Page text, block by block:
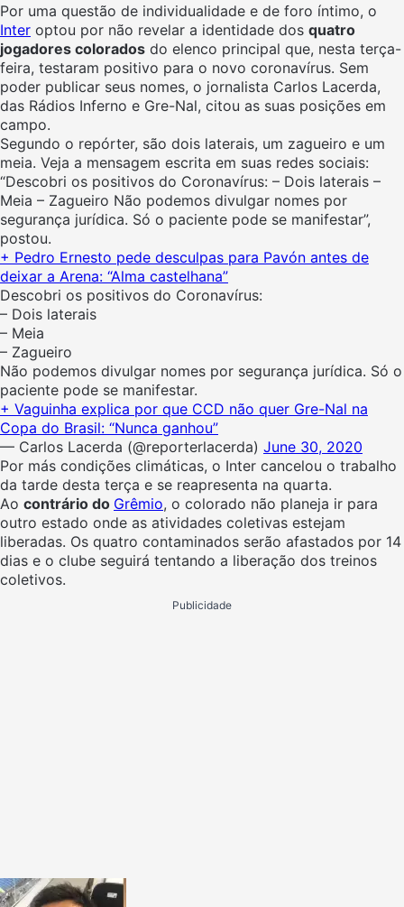
Por uma questão de individualidade e de foro íntimo, o
Inter optou por não revelar a identidade dos quatro
jogadores colorados do elenco principal que, nesta terça-
feira, testaram positivo para o novo coronavírus. Sem
poder publicar seus nomes, o jornalista Carlos Lacerda,
das Rádios Inferno e Gre-Nal, citou as suas posições em
campo.
Segundo o repórter, são dois laterais, um zagueiro e um
meia. Veja a mensagem escrita em suas redes sociais:
“Descobri os positivos do Coronavírus: – Dois laterais –
Meia – Zagueiro Não podemos divulgar nomes por
segurança jurídica. Só o paciente pode se manifestar”,
postou.
+ Pedro Ernesto pede desculpas para Pavón antes de
deixar a Arena: “Alma castelhana”
Descobri os positivos do Coronavírus:
– Dois laterais
– Meia
– Zagueiro
Não podemos divulgar nomes por segurança jurídica. Só o
paciente pode se manifestar.
+ Vaguinha explica por que CCD não quer Gre-Nal na
Copa do Brasil: “Nunca ganhou”
— Carlos Lacerda (@reporterlacerda) June 30, 2020
Por más condições climáticas, o Inter cancelou o trabalho
da tarde desta terça e se reapresenta na quarta.
Ao contrário do Grêmio, o colorado não planeja ir para
outro estado onde as atividades coletivas estejam
liberadas. Os quatro contaminados serão afastados por 14
dias e o clube seguirá tentando a liberação dos treinos
coletivos.
Publicidade